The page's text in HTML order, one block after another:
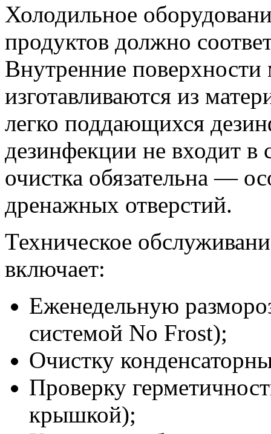
Холодильное
продуктов должно
Внутренние
изготавливаются из
легко поддающихся
дезинфекции не входит в
очистка обязательна —
дренажных отверстий.
Техническое
включает:
Еженедельную
системой No Frost);
Очистку
Проверку
крышкой);